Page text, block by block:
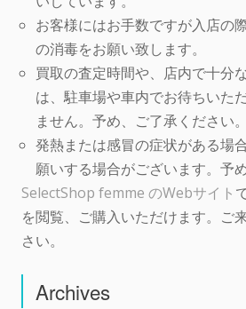
お客様にはお手数ですが入店の
の消毒をお願い致します。
買取の査定時間や、店内で十分
は、駐車場や車内でお待ちいた
ません。予め、ご了承ください。
発熱または感冒の症状がある場
願いする場合がございます。予
SelectShop femme のWebサイト
を閲覧、ご購入いただけます。ご
さい。
Archives